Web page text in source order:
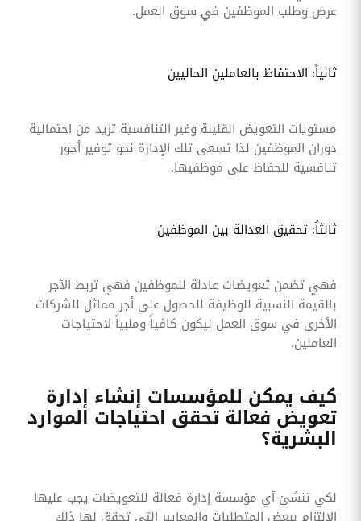
عرض وطلب الموظفين في سوق العمل.
ثانياً: الاحتفاظ بالعاملين الحاليين
مستويات التعويض القليلة وغير التنافسية تزيد من احتمالية
دوران الموظفين لذا تسعى تلك الإدارة نحو توفير أجور
تنافسية للحفاظ على موظفيها.
ثالثاً: تحقيق العدالة بين الموظفين
فهي تضمن تعويضات عادلة للموظفين فهي تربط الأجر
بالقيمة النسبية للوظيفة للحصول على أجر مماثل للشركات
الأخرى في سوق العمل ليكون كافياً وملبياً لاحتياجات
العاملين.
كيف يمكن للمؤسسات إنشاء إدارة
تعويض فعالة تحقق احتياجات الموارد
البشرية؟
لكي تنشئ أي مؤسسة إدارة فعالة للتعويضات يجب عليها